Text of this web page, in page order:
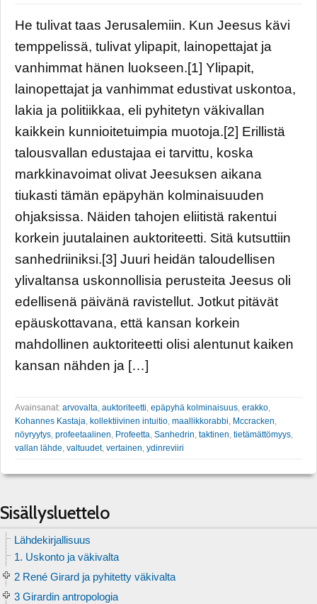
He tulivat taas Jerusalemiin. Kun Jeesus kävi
temppelissä, tulivat ylipapit, lainopettajat ja
vanhimmat hänen luokseen.[1] Ylipapit,
lainopettajat ja vanhimmat edustivat uskontoa,
lakia ja politiikkaa, eli pyhitetyn väkivallan
kaikkein kunnioitetuimpia muotoja.[2] Erillistä
talousvallan edustajaa ei tarvittu, koska
markkinavoimat olivat Jeesuksen aikana
tiukasti tämän epäpyhän kolminaisuuden
ohjaksissa. Näiden tahojen eliitistä rakentui
korkein juutalainen auktoriteetti. Sitä kutsuttiin
sanhedriiniksi.[3] Juuri heidän taloudellisen
ylivaltansa uskonnollisia perusteita Jeesus oli
edellisenä päivänä ravistellut. Jotkut pitävät
epäuskottavana, että kansan korkein
mahdollinen auktoriteetti olisi alentunut kaiken
kansan nähden ja […]
Avainsanat: arvovalta auktoriteetti epäpyhä kolminaisuus erakko
Kohannes Kastaja kollektiivinen intuitio maallikkorabbi Mccracken
nöyryytys profeetaalinen Profeetta Sanhedrin taktinen tietämättömyys
vallan lähde valtuudet, vertainen ydinreviiri
Sisällysluettelo
Lähdekirjallisuus
1. Uskonto ja väkivalta
2 René Girard ja pyhitetty väkivalta
3 Girardin antropologia